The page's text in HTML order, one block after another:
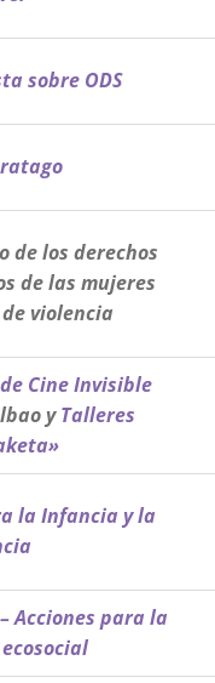
sobre ODS
de los derechos
de las mujeres
violencia
Cine Invisible
yTalleres
la Infancia y la
Acciones para la